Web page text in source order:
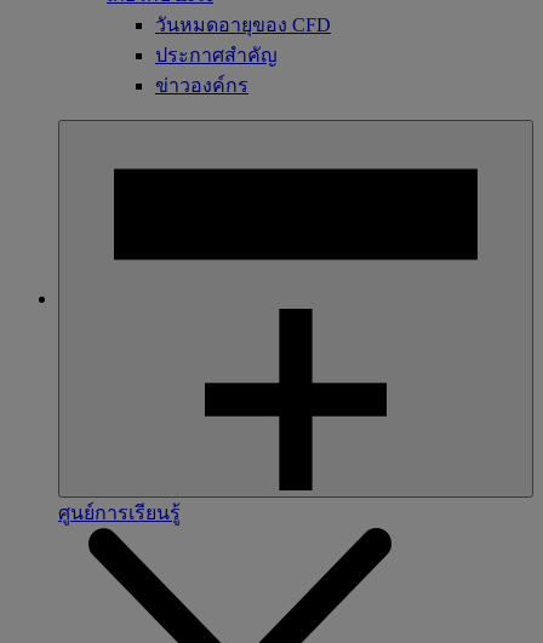
วันหมดอายุของ CFD
ประกาศสำคัญ
ข่าวองค์กร
ศูนย์การเรียนรู้